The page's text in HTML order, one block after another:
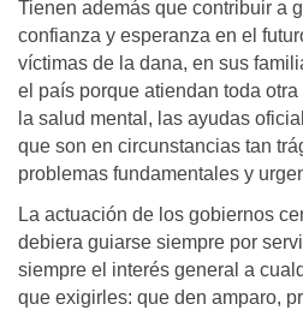
Tienen además que contribuir a
confianza y esperanza en el
víctimas de la dana, en sus
el país porque atiendan toda
la salud mental, las ayudas
que son en circunstancias tan
problemas fundamentales y
La actuación de los gobiernos
debiera guiarse siempre por
siempre el interés general a
que exigirles: que den amparo,